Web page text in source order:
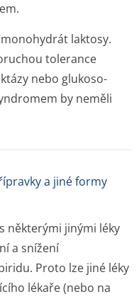
laktosy.
tolerance
nebo glukoso-
by neměli
a jiné formy
některými jinými léky
a snížení
Proto lze jiné léky
lékaře (nebo na